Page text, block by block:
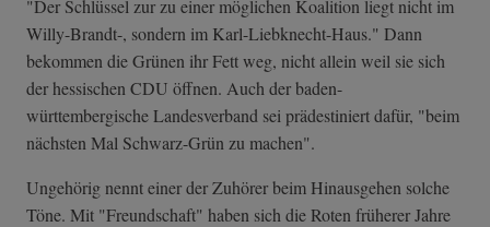
"Der Schlüssel zur zu einer möglichen Koalition liegt nicht im
Willy-Brandt-, sondern im Karl-Liebknecht-Haus." Dann
bekommen die Grünen ihr Fett weg, nicht allein weil sie sich
der hessischen CDU öffnen. Auch der baden-
württembergische Landesverband sei prädestiniert dafür, "beim
nächsten Mal Schwarz-Grün zu machen".
Ungehörig nennt einer der Zuhörer beim Hinausgehen solche
Töne. Mit "Freundschaft" haben sich die Roten früherer Jahre